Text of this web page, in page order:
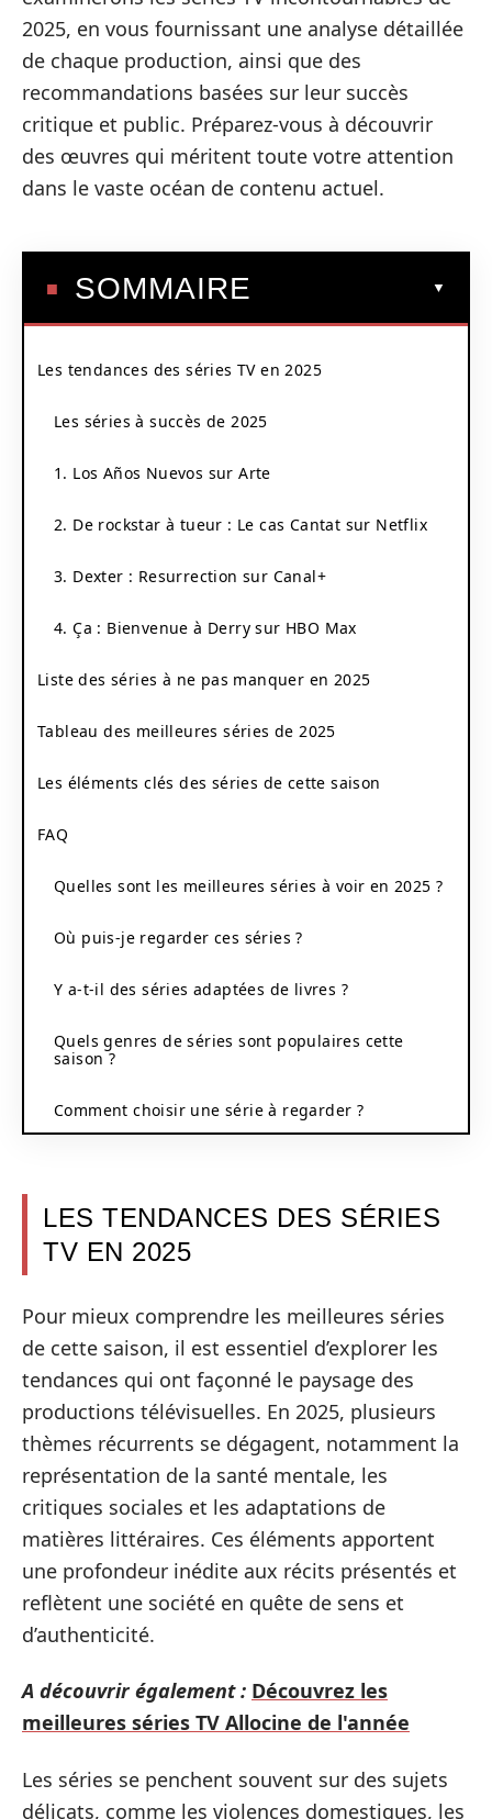
2025, en vous fournissant une analyse détaillée
de chaque production, ainsi que des
recommandations basées sur leur succès
critique et public. Préparez-vous à découvrir
des œuvres qui méritent toute votre attention
dans le vaste océan de contenu actuel.
SOMMAIRE
Les tendances des séries TV en 2025
Les séries à succès de 2025
1. Los Años Nuevos sur Arte
2. De rockstar à tueur : Le cas Cantat sur Netflix
3. Dexter : Resurrection sur Canal+
4. Ça : Bienvenue à Derry sur HBO Max
Liste des séries à ne pas manquer en 2025
Tableau des meilleures séries de 2025
Les éléments clés des séries de cette saison
FAQ
Quelles sont les meilleures séries à voir en 2025 ?
Où puis-je regarder ces séries ?
Y a-t-il des séries adaptées de livres ?
Quels genres de séries sont populaires cette
saison ?
Comment choisir une série à regarder ?
LES TENDANCES DES SÉRIES
TV EN 2025
Pour mieux comprendre les meilleures séries
de cette saison, il est essentiel d’explorer les
tendances qui ont façonné le paysage des
productions télévisuelles. En 2025, plusieurs
thèmes récurrents se dégagent, notamment la
représentation de la santé mentale, les
critiques sociales et les adaptations de
matières littéraires. Ces éléments apportent
une profondeur inédite aux récits présentés et
reflètent une société en quête de sens et
d’authenticité.
A découvrir également : Découvrez les
meilleures séries TV Allocine de l'année
Les séries se penchent souvent sur des sujets
délicats, comme les violences domestiques, les